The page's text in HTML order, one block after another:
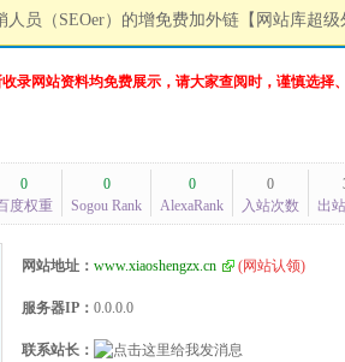
人员（SEOer）的增免费加外链 【网站库超
收录网站资料均免费展示，请大家查阅时，谨慎选择
0
度权重
0
Sogou Rank
0
AlexaRank
0
入站次数
出
网站地址： www.xiaoshengzx.cn (网站认领)
服务器IP： 0.0.0.0
联系站长：